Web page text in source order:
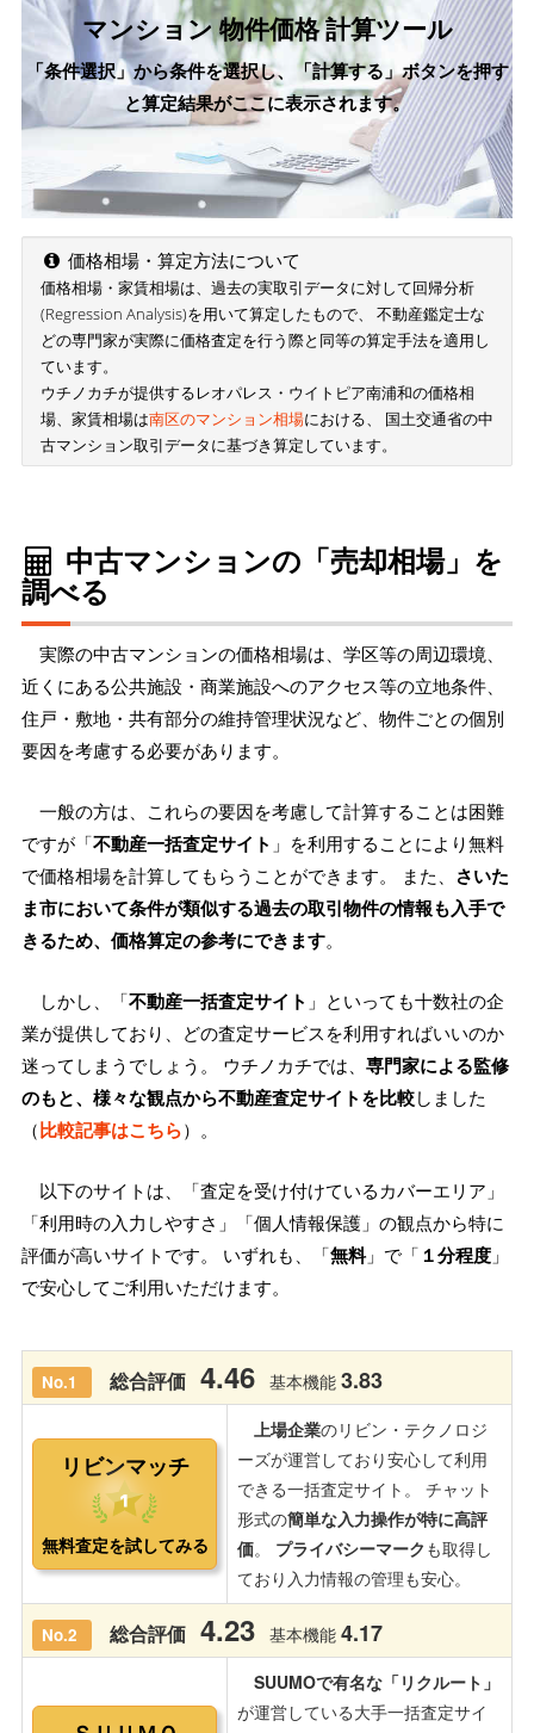
マンション 物件価格 計算ツール
「条件選択」から条件を選択し、「計算する」ボタンを押す
と算定結果がここに表示されます。
価格相場・算定方法について
価格相場・家賃相場は、過去の実取引データに対して回帰分析
(Regression Analysis)を用いて算定したもので、 不動産鑑定士な
どの専門家が実際に価格査定を行う際と同等の算定手法を適用し
ています。
ウチノカチが提供するレオパレス・ウイトピア南浦和の価格相
場、家賃相場は南区のマンション相場における、 国土交通省の中
古マンション取引データに基づき算定しています。
中古マンションの「売却相場」を
調べる
実際の中古マンションの価格相場は、学区等の周辺環境、
近くにある公共施設・商業施設へのアクセス等の立地条件、
住戸・敷地・共有部分の維持管理状況など、物件ごとの個別
要因を考慮する必要があります。
一般の方は、これらの要因を考慮して計算することは困難
ですが「不動産一括査定サイト 」を利用することにより無料
で価格相場を計算してもらうことができます。 また、 さいた
ま市において条件が類似する過去の取引物件の情報も入手で
きるため、価格算定の参考にできます。
しかし、「不動産一括査定サイト 」といっても十数社の企
業が提供しており、どの査定サービスを利用すればいいのか
迷ってしまうでしょう。 ウチノカチでは、 専門家による監修
のもと、様々な観点から不動産査定サイトを比較しました
（比較記事はこちら）。
以下のサイトは、「査定を受け付けているカバーエリア」
「利用時の入力しやすさ」「個人情報保護」の観点から特に
評価が高いサイトです。 いずれも、「無料」で「 １分程度 」
で安心してご利用いただけます。